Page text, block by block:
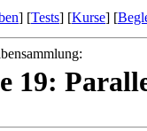
] [Tests] [Kurse] [
19: